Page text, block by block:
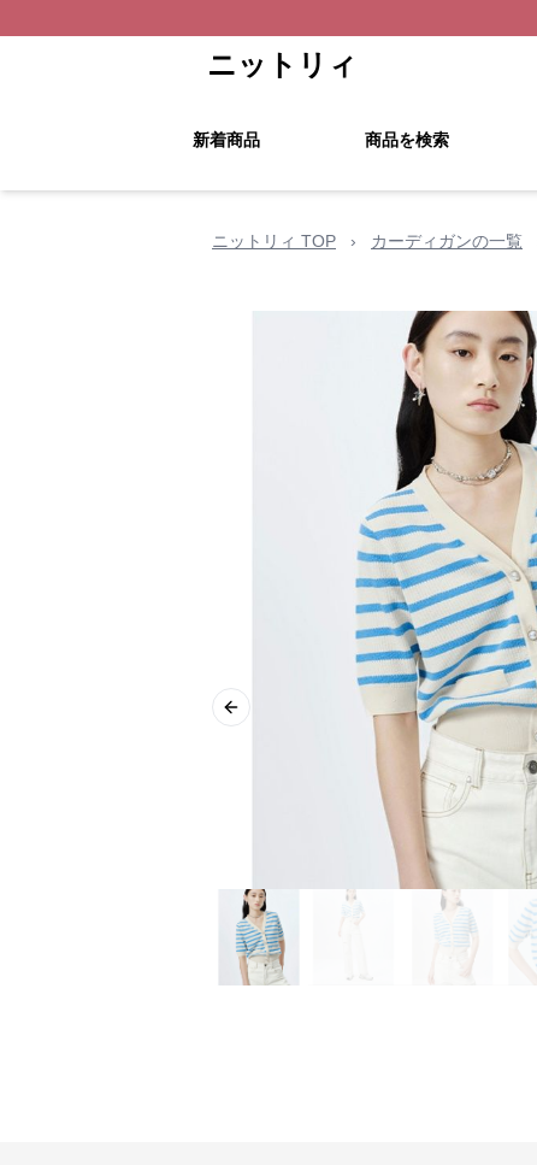
ニットリィ
新着商品 商品を検索
ニットリィ TOP › カーディガンの一覧
Previous slide